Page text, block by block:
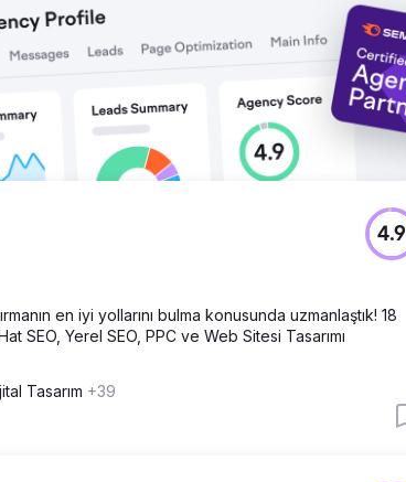
4.9
en iyi yollarını bulma konusunda uzmanlaştık! 18
SEO, Yerel SEO, PPC ve Web Sitesi Tasarımı
Tasarım +39